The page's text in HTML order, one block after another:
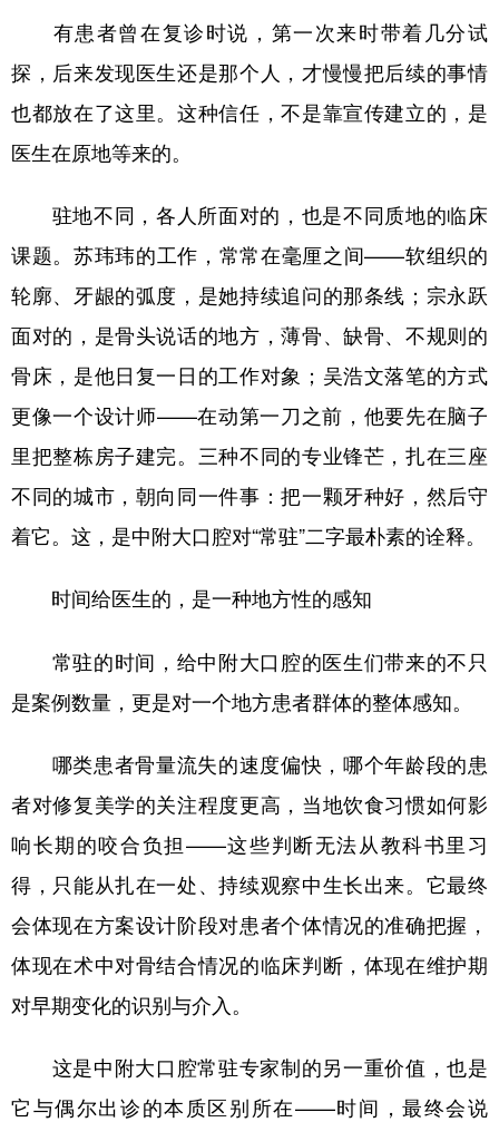
有患者曾在复诊时说，第一次来时带着几分试
探，后来发现医生还是那个人，才慢慢把后续的事情
也都放在了这里。这种信任，不是靠宣传建立的，是
医生在原地等来的。
驻地不同，各人所面对的，也是不同质地的临床
课题。苏玮玮的工作，常常在毫厘之间——软组织的
轮廓、牙龈的弧度，是她持续追问的那条线；宗永跃
面对的，是骨头说话的地方，薄骨、缺骨、不规则的
骨床，是他日复一日的工作对象；吴浩文落笔的方式
更像一个设计师——在动第一刀之前，他要先在脑子
里把整栋房子建完。三种不同的专业锋芒，扎在三座
不同的城市，朝向同一件事：把一颗牙种好，然后守
着它。这，是中附大口腔对“常驻”二字最朴素的诠释。
时间给医生的，是一种地方性的感知
常驻的时间，给中附大口腔的医生们带来的不只
是案例数量，更是对一个地方患者群体的整体感知。
哪类患者骨量流失的速度偏快，哪个年龄段的患
者对修复美学的关注程度更高，当地饮食习惯如何影
响长期的咬合负担——这些判断无法从教科书里习
得，只能从扎在一处、持续观察中生长出来。它最终
会体现在方案设计阶段对患者个体情况的准确把握，
体现在术中对骨结合情况的临床判断，体现在维护期
对早期变化的识别与介入。
这是中附大口腔常驻专家制的另一重价值，也是
它与偶尔出诊的本质区别所在——时间，最终会说